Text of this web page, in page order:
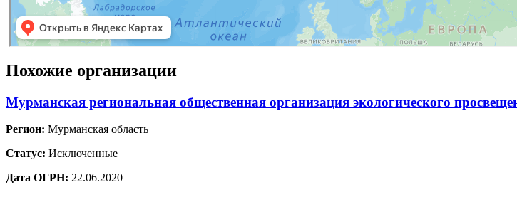
Похожие организации
Мурманская региональная общественная организация экологического
Регион: Мурманская область
Статус: Исключенные
Дата ОГРН: 22.06.2020